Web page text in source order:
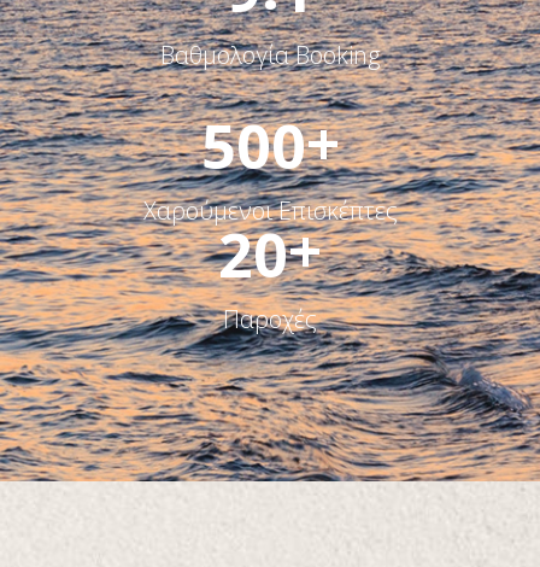
Βαθμολογία Booking
500+
Χαρούμενοι Επισκέπτες
20+
Παροχές